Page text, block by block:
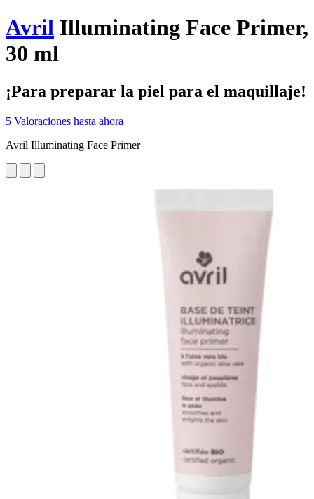
Avril Illuminating Face Primer,
30 ml
¡Para preparar la piel para el maquillaje!
5 Valoraciones hasta ahora
Avril Illuminating Face Primer